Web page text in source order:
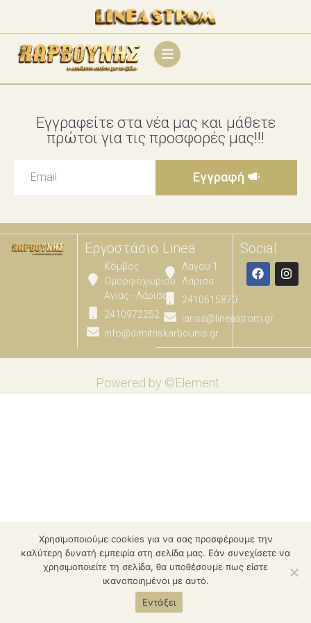
Εγγραφείτε στα νέα μας και μάθετε
πρώτοι για τις προσφορές μας!!!
Εγγραφή
Εργοστάσιο
Κόμβος
Ομορφοχωρίου
Αγιας - Λάρισας
2410972252
info@dimitriskarbounis.gr
Linea
Λαγου 1
Λάρισα
2410615870
larisa@lineastrom.gr
Social
Powered by ©Element
Χρησιμοποιούμε cookies για να σας προσφέρουμε την
καλύτερη δυνατή εμπειρία στη σελίδα μας. Εάν συνεχίσετε να
χρησιμοποιείτε τη σελίδα, θα υποθέσουμε πως είστε
ικανοποιημένοι με αυτό.
Εντάξει